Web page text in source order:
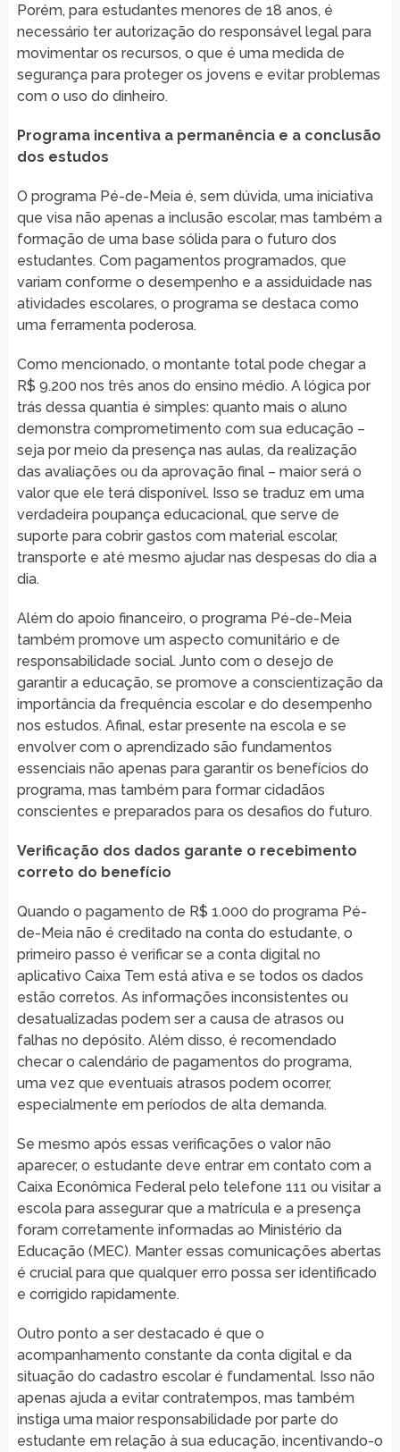
Porém, para estudantes menores de 18 anos, é
necessário ter autorização do responsável legal para
movimentar os recursos, o que é uma medida de
segurança para proteger os jovens e evitar problemas
com o uso do dinheiro.
Programa incentiva a permanência e a conclusão
dos estudos
O programa Pé-de-Meia é, sem dúvida, uma iniciativa
que visa não apenas a inclusão escolar, mas também a
formação de uma base sólida para o futuro dos
estudantes. Com pagamentos programados, que
variam conforme o desempenho e a assiduidade nas
atividades escolares, o programa se destaca como
uma ferramenta poderosa.
Como mencionado, o montante total pode chegar a
R$ 9.200 nos três anos do ensino médio. A lógica por
trás dessa quantia é simples: quanto mais o aluno
demonstra comprometimento com sua educação –
seja por meio da presença nas aulas, da realização
das avaliações ou da aprovação final – maior será o
valor que ele terá disponível. Isso se traduz em uma
verdadeira poupança educacional, que serve de
suporte para cobrir gastos com material escolar,
transporte e até mesmo ajudar nas despesas do dia a
dia.
Além do apoio financeiro, o programa Pé-de-Meia
também promove um aspecto comunitário e de
responsabilidade social. Junto com o desejo de
garantir a educação, se promove a conscientização da
importância da frequência escolar e do desempenho
nos estudos. Afinal, estar presente na escola e se
envolver com o aprendizado são fundamentos
essenciais não apenas para garantir os benefícios do
programa, mas também para formar cidadãos
conscientes e preparados para os desafios do futuro.
Verificação dos dados garante o recebimento
correto do benefício
Quando o pagamento de R$ 1.000 do programa Pé-
de-Meia não é creditado na conta do estudante, o
primeiro passo é verificar se a conta digital no
aplicativo Caixa Tem está ativa e se todos os dados
estão corretos. As informações inconsistentes ou
desatualizadas podem ser a causa de atrasos ou
falhas no depósito. Além disso, é recomendado
checar o calendário de pagamentos do programa,
uma vez que eventuais atrasos podem ocorrer,
especialmente em períodos de alta demanda.
Se mesmo após essas verificações o valor não
aparecer, o estudante deve entrar em contato com a
Caixa Econômica Federal pelo telefone 111 ou visitar a
escola para assegurar que a matrícula e a presença
foram corretamente informadas ao Ministério da
Educação (MEC). Manter essas comunicações abertas
é crucial para que qualquer erro possa ser identificado
e corrigido rapidamente.
Outro ponto a ser destacado é que o
acompanhamento constante da conta digital e da
situação do cadastro escolar é fundamental. Isso não
apenas ajuda a evitar contratempos, mas também
instiga uma maior responsabilidade por parte do
estudante em relação à sua educação, incentivando-o